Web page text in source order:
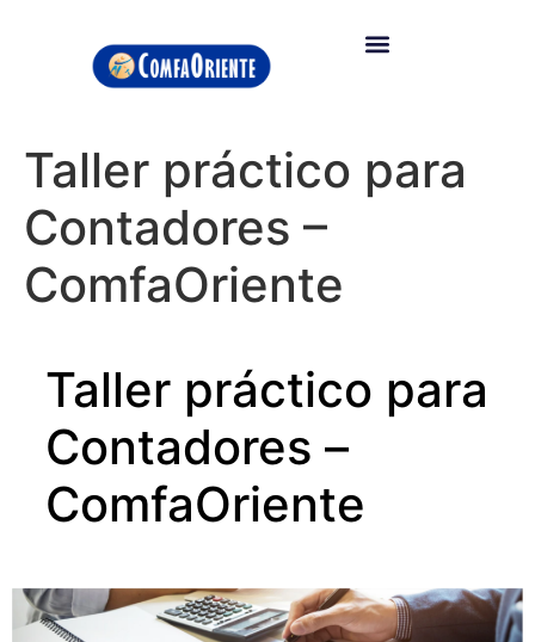
Taller práctico para
Contadores –
ComfaOriente
Taller práctico para
Contadores –
ComfaOriente